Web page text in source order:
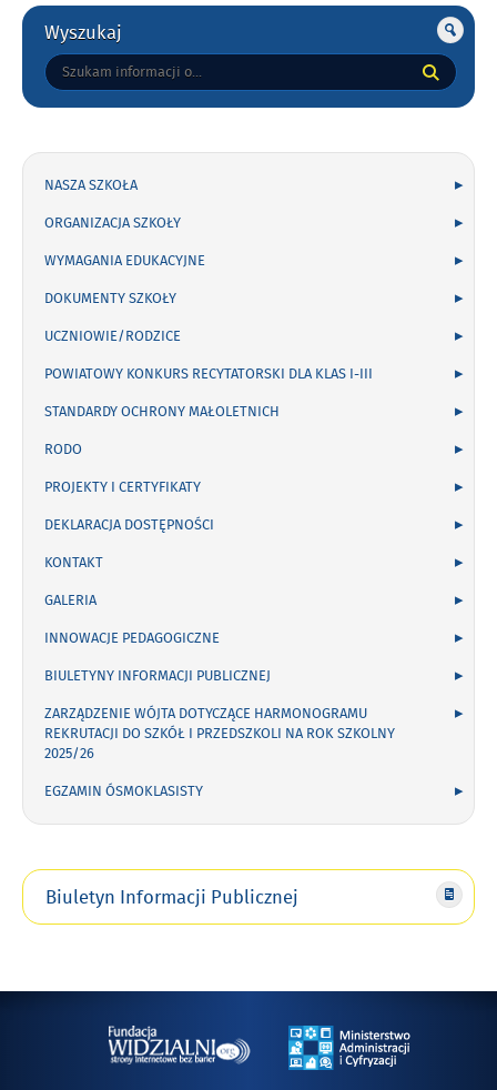
Gorne
Wyszukaj
Tutaj
wpisz
NASZA SZKOŁA
ORGANIZACJA SZKOŁY
WYMAGANIA EDUKACYJNE
DOKUMENTY SZKOŁY
UCZNIOWIE/RODZICE
POWIATOWY KONKURS RECYTATORSKI DLA KLAS I-III
STANDARDY OCHRONY MAŁOLETNICH
RODO
PROJEKTY I CERTYFIKATY
DEKLARACJA DOSTĘPNOŚCI
KONTAKT
GALERIA
INNOWACJE PEDAGOGICZNE
BIULETYNY INFORMACJI PUBLICZNEJ
ZARZĄDZENIE WÓJTA DOTYCZĄCE HARMONOGRAMU
REKRUTACJI DO SZKÓŁ I PRZEDSZKOLI NA ROK SZKOLNY
2025/26
EGZAMIN ÓSMOKLASISTY
Biuletyn Informacji Publicznej